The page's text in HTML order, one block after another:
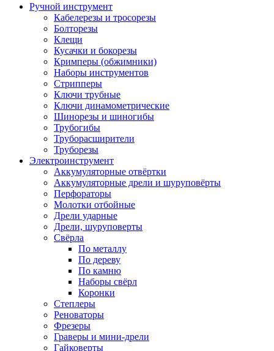
Ручной инструмент
Кабелерезы и тросорезы
Болторезы
Клещи
Кусачки и бокорезы
Кримперы (обжимники)
Наборы инструментов
Стрипперы
Ключи трубные
Ключи динамометрические
Шинорезы и шиногибы
Трубогибы
Труборасширители
Труборезы
Электроинструмент
Аккумуляторные отвёртки
Аккумуляторные дрели и шуруповёрты
Перфораторы
Молотки отбойные
Дрели ударные
Дрели, шуруповерты
Свёрла
По металлу
По дереву
По камню
Наборы свёрл
Коронки
Степлеры
Реноваторы
Фрезеры
Граверы и мини-дрели
Гайковерты